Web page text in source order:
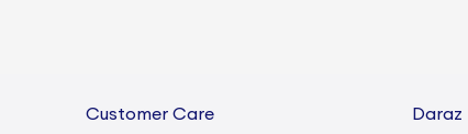
Customer Care Daraz